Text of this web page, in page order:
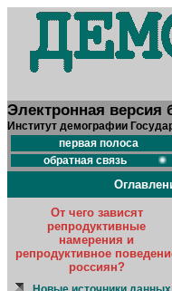
Электронная версия
Институт демографии
первая полоса
обратная связь
От чего зависят
репродуктивные
намерения и
репродуктивное
россиян?